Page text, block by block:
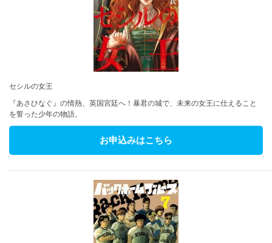
セシルの女王
『あさひなぐ』の情熱、英国宮廷へ！暴君の城で、未来の女王に仕えること
を誓った少年の物語。
お申込みはこちら